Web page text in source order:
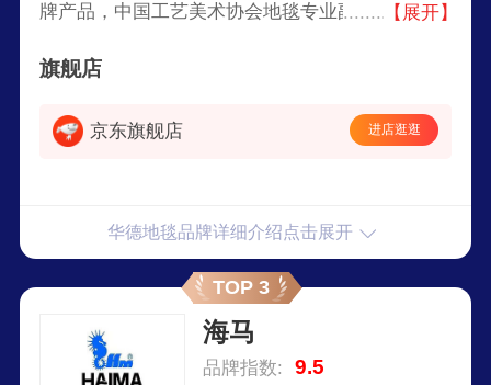
牌产品，中国工艺美术协会地毯专业副会长，簇绒
品品种最全、销售和服务网络最广的企业之一。
【展开】
旗舰店
京东旗舰店 进店逛逛
华德地毯品牌详细介绍点击展开
TOP 3
海马
品牌指数: 9.5